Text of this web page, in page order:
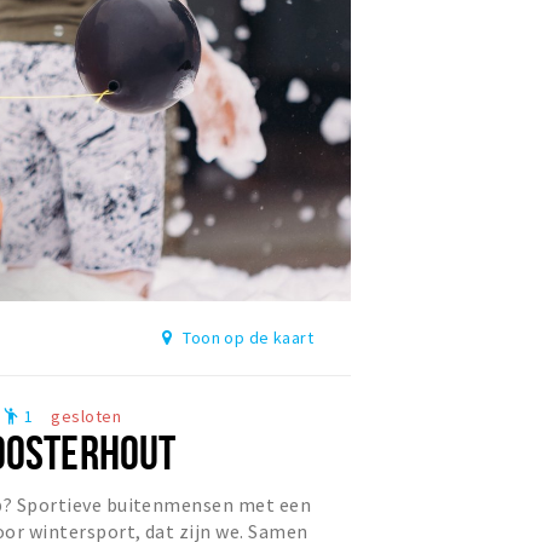
Toon op de kaart
emoji_people 1 gesloten
Sportieve buitenmensen met een
wintersport, dat zijn we. Samen